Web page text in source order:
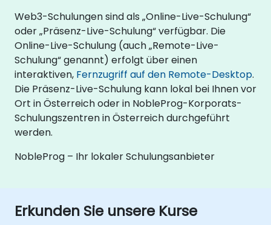
Web3-Schulungen sind als „Online-Live-Schulung“
oder „Präsenz-Live-Schulung“ verfügbar. Die
Online-Live-Schulung (auch „Remote-Live-
Schulung“ genannt) erfolgt über einen
interaktiven, Fernzugriff auf den Remote-Desktop.
Die Präsenz-Live-Schulung kann lokal bei Ihnen vor
Ort in Österreich oder in NobleProg-Korporats-
Schulungszentren in Österreich durchgeführt
werden.
NobleProg – Ihr lokaler Schulungsanbieter
Erkunden Sie unsere Kurse